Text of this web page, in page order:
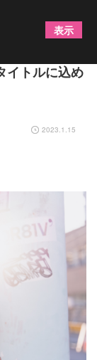
』が
イトルに込め
2023.1.15
表示